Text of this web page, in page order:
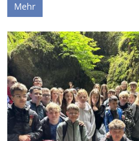
Mehr